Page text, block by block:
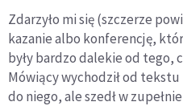
Zdarzyło mi się (szczerze
kazanie albo konferencję,
były bardzo dalekie od tego,
Mówiący wychodził od tekstu
do niego, ale szedł w